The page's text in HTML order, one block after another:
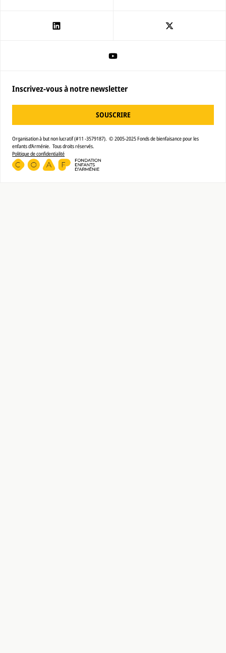
Inscrivez-vous à notre newsletter
SOUSCRIRE
Organisation à but non lucratif (#11 -3579187). © 2005-2025 Fonds de bienfaisance pour les
enfants d'Arménie. Tous droits réservés.
Politique de confidentialité